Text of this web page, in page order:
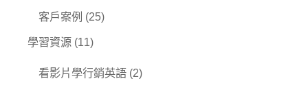
客戶案例 (25)
學習資源 (11)
看影片學行銷英語 (2)